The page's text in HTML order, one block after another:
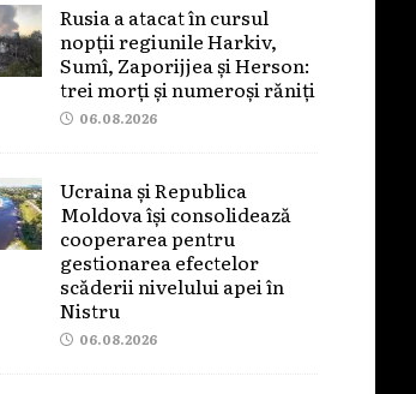
Rusia a atacat în cursul
nopții regiunile Harkiv,
Sumî, Zaporijjea și Herson:
trei morți și numeroși răniți
06.08.2026
Ucraina și Republica
Moldova își consolidează
cooperarea pentru
gestionarea efectelor
scăderii nivelului apei în
Nistru
06.08.2026